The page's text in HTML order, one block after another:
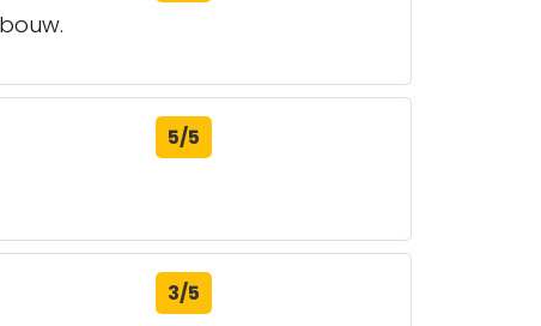
5/5
3/5